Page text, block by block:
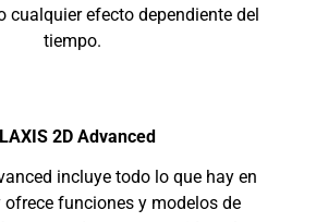
cualquier efecto dependiente del
tiempo.
2D Advanced
incluye todo lo que hay en
ofrece funciones y modelos de